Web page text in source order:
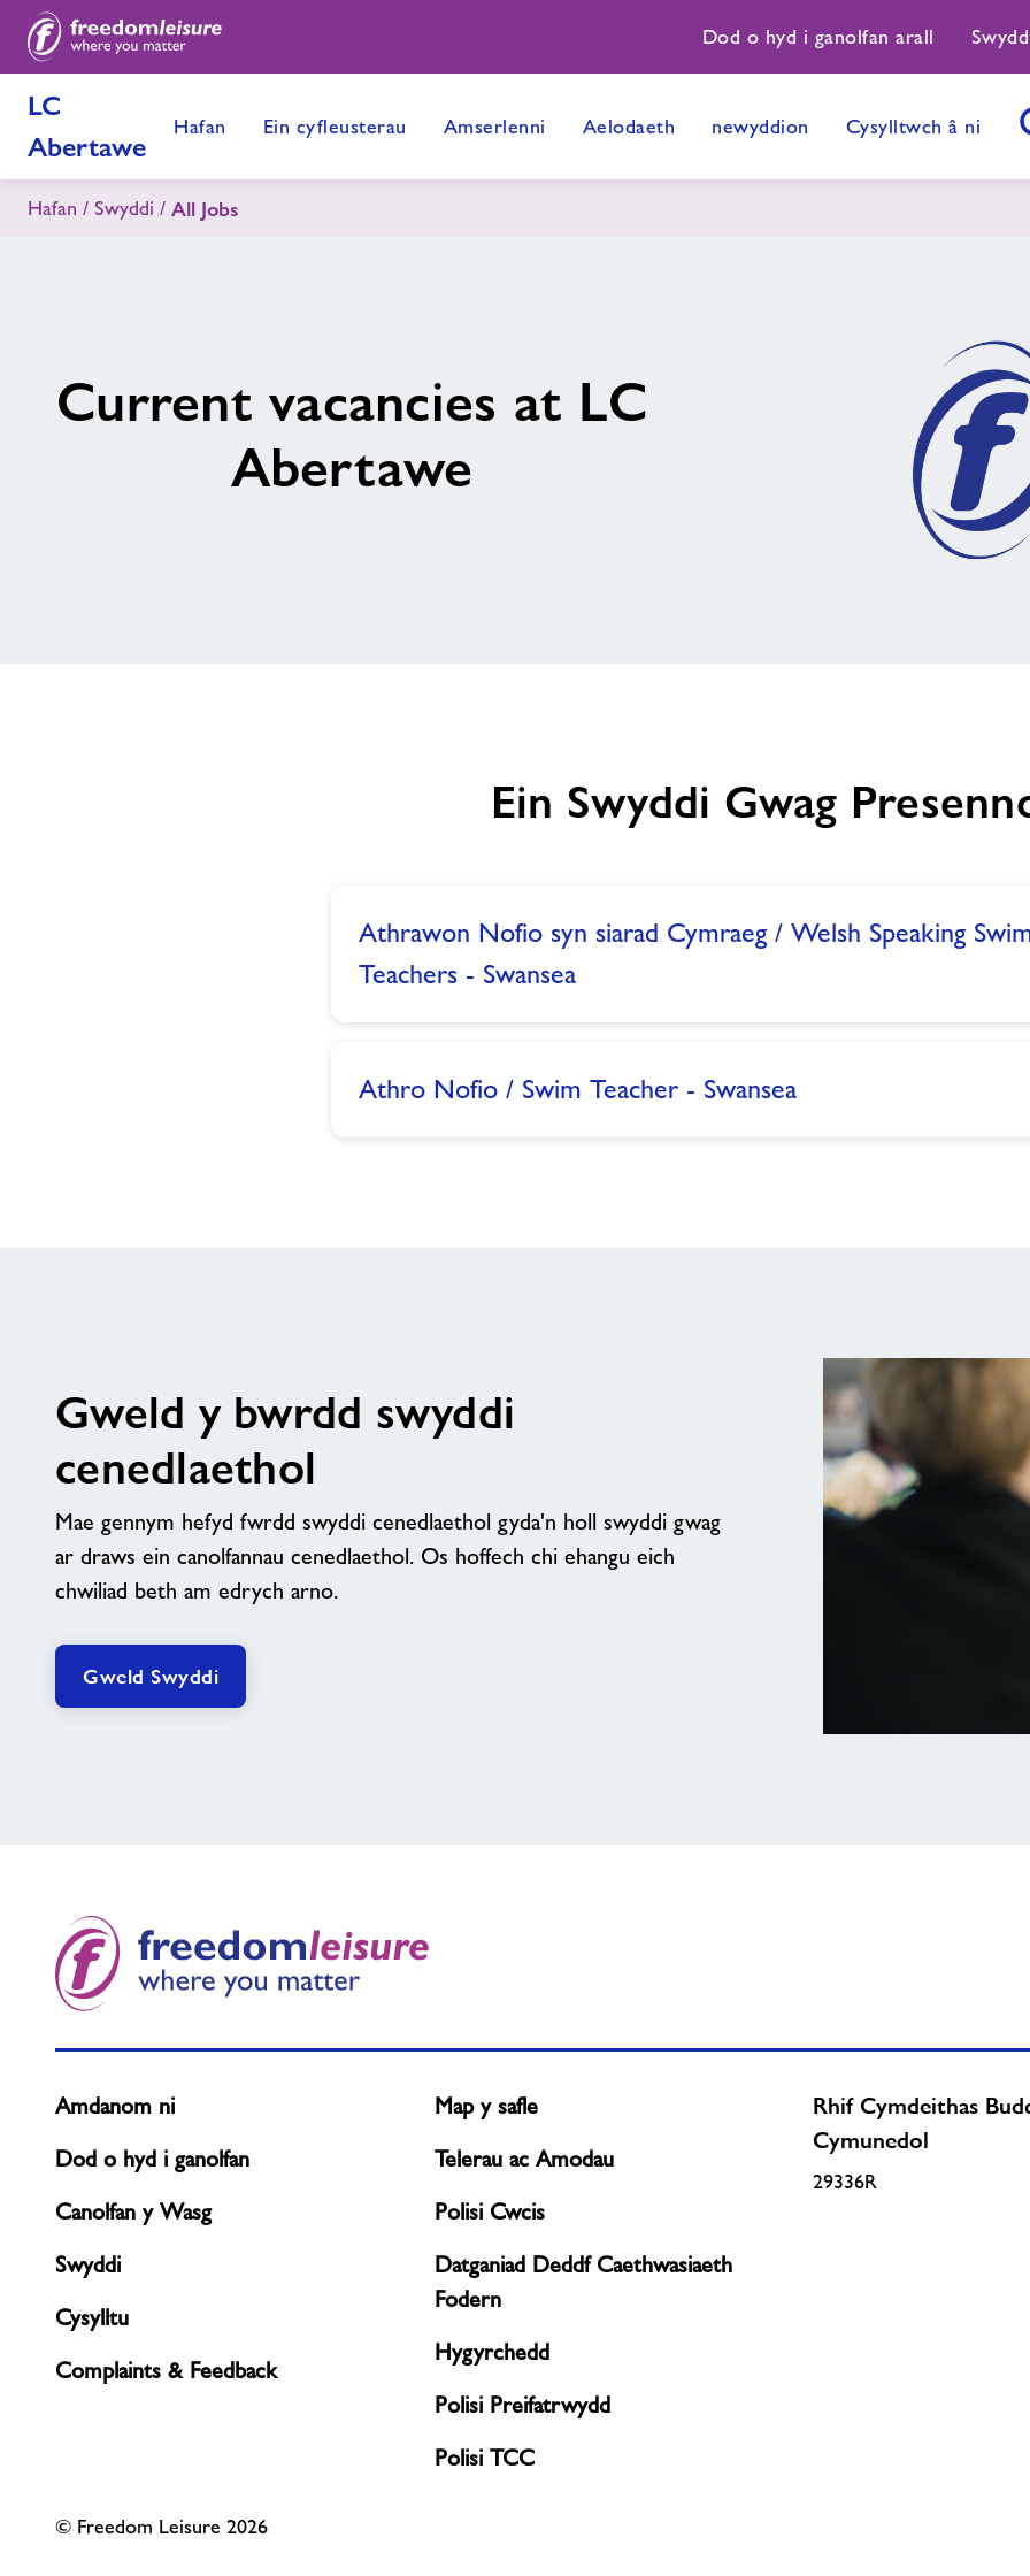
Dod o hyd i ganolfan arall
LC
Abertawe
Hafan Ein cyfleusterau Amserlenni Aelodaeth newyddion Cysylltwch â ni
Hafan Swyddi All Jobs
Current vacancies at LC
Abertawe
Ein Swyddi Gwag
Athrawon Nofio syn siarad Cymraeg / Welsh Speaking
Teachers - Swansea
Athro Nofio / Swim Teacher - Swansea
Gweld y bwrdd swyddi
cenedlaethol
Mae gennym hefyd fwrdd swyddi cenedlaethol gyda'n holl swyddi gwag
ar draws ein canolfannau cenedlaethol. Os hoffech chi ehangu eich
chwiliad beth am edrych arno.
Gweld Swyddi
Amdanom ni
Dod o hyd i ganolfan
Canolfan y Wasg
Swyddi
Cysylltu
Complaints & Feedback
Map y safle
Telerau ac Amodau
Polisi Cwcis
Datganiad Deddf Caethwasiaeth
Fodern
Hygyrchedd
Polisi Preifatrwydd
Polisi TCC
Rhif Cymdeithas
Cymunedol
29336R
© Freedom Leisure 2026